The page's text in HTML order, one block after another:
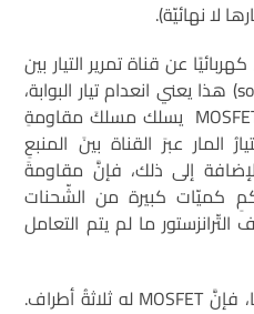
لا نهائيّة).
عن قناة تمرير التيار بين
المصرفِ (drain) والمصدر(source) هذا يعني انعدام تيار البوابة،
وبشكل مشابه للـJFET ؛ فإن MOSFET يسلك مسلكَ مقاومةِ
المار عبرَ القناة بينَ المنبعِ
إلى ذلك، فإنَّ مقاومةَ
كميّات كبيرة من الشّحنات
ما لم يتم التعامل
كما ذكرنا في شرحِ JEFT سابقًا، فإنَّ MOSFET له ثلاثةُ أطراف.